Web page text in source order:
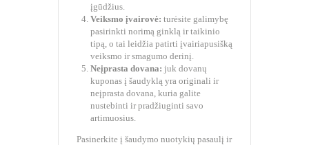
įgūdžius.
Veiksmo įvairovė: turėsite galimybę
pasirinkti norimą ginklą ir taikinio
tipą, o tai leidžia patirti įvairiapusišką
veiksmo ir smagumo derinį.
Neįprasta dovana: juk dovanų
kuponas į šaudyklą yra originali ir
neįprasta dovana, kuria galite
nustebinti ir pradžiuginti savo
artimuosius.
Pasinerkite į šaudymo nuotykių pasaulį ir